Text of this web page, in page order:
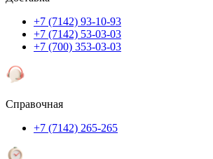
+7 (7142) 93-10-93
+7 (7142) 53-03-03
+7 (700) 353-03-03
Справочная
+7 (7142) 265-265